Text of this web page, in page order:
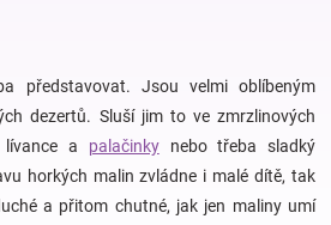
představovat. Jsou velmi oblíbeným
dezertů. Sluší jim to ve zmrzlinových
lívance a palačinkynebo třeba sladký
horkých malin zvládne i malé dítě, tak
a přitom chutné, jak jen maliny umí